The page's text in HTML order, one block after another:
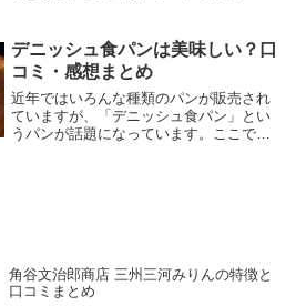
デニッシュ食パンは美味しい？口
コミ・感想まとめ
近年ではいろんな種類のパンが販売され
ていますが、「デニッシュ食パン」とい
うパンが話題になっています。ここで
角谷文治郎商店 三州三河みりんの特徴と
口コミまとめ